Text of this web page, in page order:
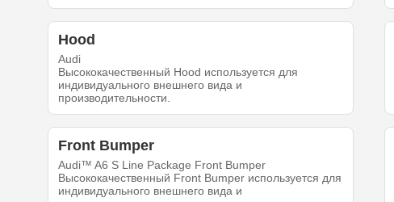
Hood
Audi
Высококачественный Hood используется для
индивидуального внешнего вида и
производительности.
Front Bumper
Audi™ A6 S Line Package Front Bumper
Высококачественный Front Bumper используется для
индивидуального внешнего вида и